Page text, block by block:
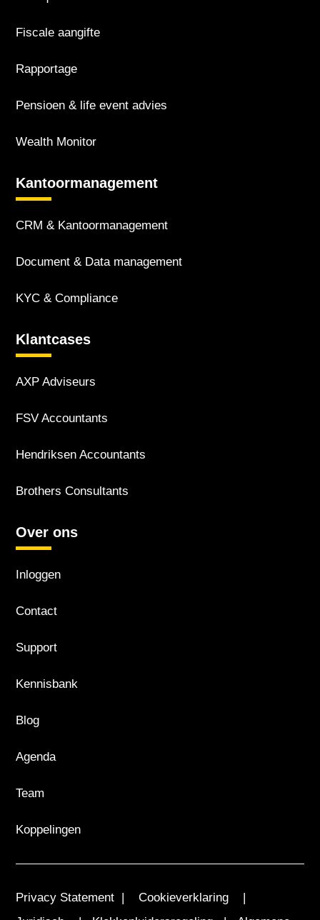
Fiscale aangifte
Rapportage
Pensioen & life event advies
Wealth Monitor
Kantoor­management
CRM & Kantoor­management
Document & Data management
KYC & Compliance
Klantcases
AXP Adviseurs
FSV Accountants
Hendriksen Accountants
Brothers Consultants
Over ons
Inloggen
Contact
Support
Kennisbank
Blog
Agenda
Team
Koppelingen
Privacy Statement |Cookieverklaring
|